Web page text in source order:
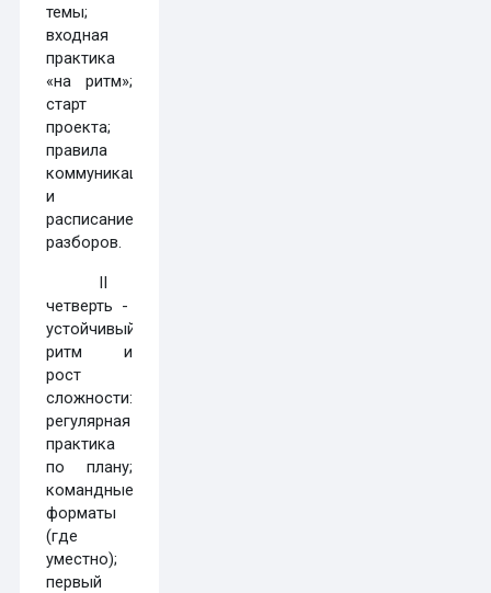
темы;
входная
практика
«на ритм»;
старт
проекта;
правила
коммуникации
и
расписание
разборов.
II
четверть -
устойчивый
ритм и
рост
сложности:
регулярная
практика
по плану;
командные
форматы
(где
уместно);
первый